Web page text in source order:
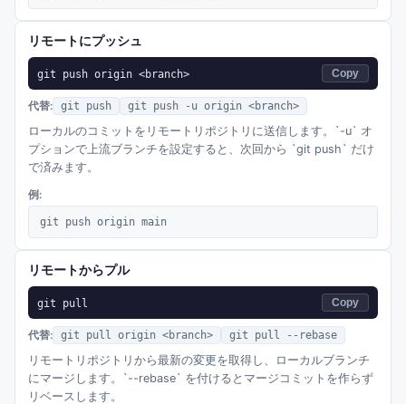
リモートにプッシュ
git push origin <branch> Copy
代替: git push git push -u origin <branch>
ローカルのコミットをリモートリポジトリに送信します。`-u` オ
プションで上流ブランチを設定すると、次回から `git push` だけ
で済みます。
例:
git push origin main
リモートからプル
git pull Copy
代替: git pull origin <branch> git pull --rebase
リモートリポジトリから最新の変更を取得し、ローカルブランチ
にマージします。`--rebase` を付けるとマージコミットを作らず
リベースします。